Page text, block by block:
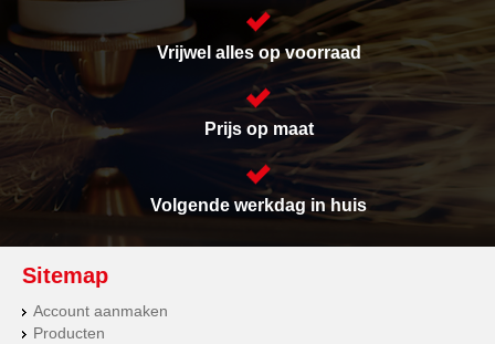
Vrijwel alles op voorraad
Prijs op maat
Volgende werkdag in huis
Sitemap
Account aanmaken
Producten